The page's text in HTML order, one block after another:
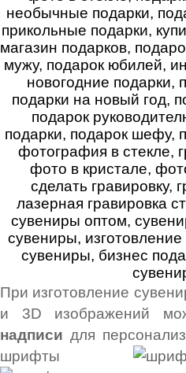
При изготовление
и 3D изображений
надписи для
шрифты